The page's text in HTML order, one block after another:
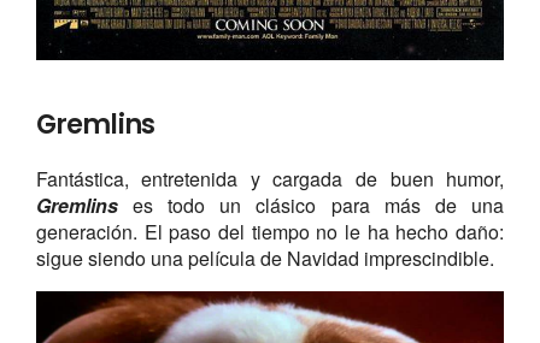
Gremlins
Fantástica, entretenida y cargada de buen humor,
Gremlinses todo un clásico para más de una
generación. El paso del tiempo no le ha hecho daño:
sigue siendo una película de Navidad imprescindible.